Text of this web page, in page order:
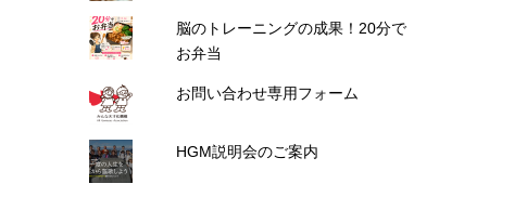
脳のトレーニングの成果！20分で
お弁当
お問い合わせ専用フォーム
HGM説明会のご案内